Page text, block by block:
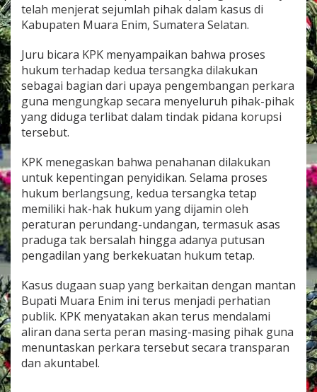
,
K
u
a
T
i
m
e
r
k
s
a
B
P
u
m
s
e
T
telah menjerat sejumlah pihak dalam kasus di
Kabupaten Muara Enim, Sumatera Selatan.
Juru bicara KPK menyampaikan bahwa proses
hukum terhadap kedua tersangka dilakukan
sebagai bagian dari upaya pengembangan perkara
guna mengungkap secara menyeluruh pihak-pihak
yang diduga terlibat dalam tindak pidana korupsi
tersebut.
KPK menegaskan bahwa penahanan dilakukan
untuk kepentingan penyidikan. Selama proses
hukum berlangsung, kedua tersangka tetap
memiliki hak-hak hukum yang dijamin oleh
peraturan perundang-undangan, termasuk asas
praduga tak bersalah hingga adanya putusan
pengadilan yang berkekuatan hukum tetap.
Kasus dugaan suap yang berkaitan dengan mantan
Bupati Muara Enim ini terus menjadi perhatian
publik. KPK menyatakan akan terus mendalami
aliran dana serta peran masing-masing pihak guna
menuntaskan perkara tersebut secara transparan
dan akuntabel.